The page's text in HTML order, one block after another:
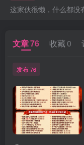
这家伙很懒，什么都没
文章76 收藏 0
发布 76